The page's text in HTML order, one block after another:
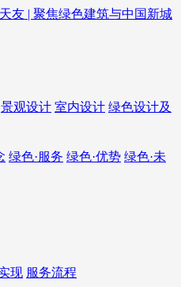
景观设计 室内设计 绿色设计及
绿色·服务 绿色·优势 绿色·未
现 服务流程